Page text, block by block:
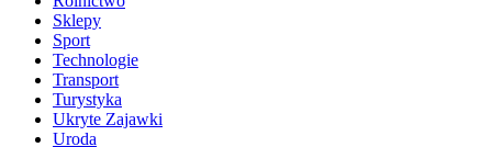
Sklepy
Sport
Technologie
Transport
Turystyka
Ukryte Zajawki
Uroda